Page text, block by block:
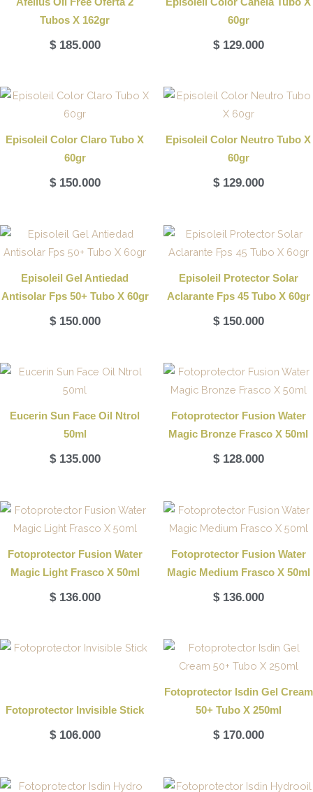
Tubos X 162gr
$185.000
60gr
$129.000
Episoleil Color Claro Tubo X
60gr
$150.000
Episoleil Color Neutro Tubo X
60gr
$129.000
Episoleil Gel Antiedad
Antisolar Fps 50+ Tubo X 60gr
$150.000
Episoleil Protector Solar
Aclarante Fps 45 Tubo X 60gr
$150.000
Eucerin Sun Face Oil Ntrol
50ml
$135.000
Fotoprotector Fusion Water
Magic Bronze Frasco X 50ml
$128.000
Fotoprotector Fusion Water
Magic Light Frasco X 50ml
$136.000
Fotoprotector Fusion Water
Magic Medium Frasco X 50ml
$136.000
Fotoprotector Invisible Stick
$106.000
Fotoprotector Isdin Gel Cream
50+ Tubo X 250ml
$170.000